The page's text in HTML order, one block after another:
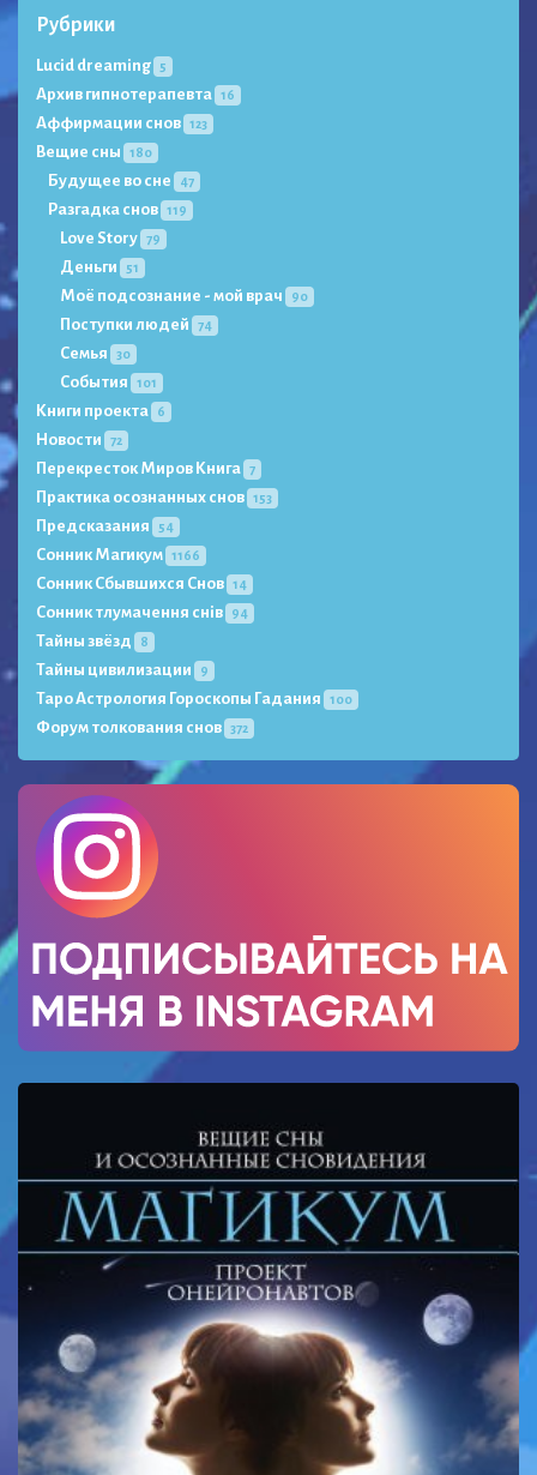
Рубрики
Lucid dreaming 5
Архив гипнотерапевта 16
Аффирмации снов 123
Вещие сны 180
Будущее во сне 47
Разгадка снов 119
Love Story 79
Деньги 51
Моё подсознание - мой врач 90
Поступки людей 74
Семья 30
События 101
Книги проекта 6
Новости 72
Перекресток Миров Книга 7
Практика осознанных снов 153
Предсказания 54
Сонник Магикум 1166
Сонник Сбывшихся Снов 14
Сонник тлумачення снів 94
Тайны звёзд 8
Тайны цивилизации 9
Таро Астрология Гороскопы Гадания 100
Форум толкования снов 372